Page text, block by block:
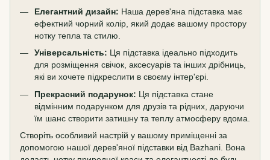
Елегантний дизайн: Наша дерев'яна підставка має
ефектний чорний колір, який додає вашому простору
нотку тепла та стилю.
Універсальність: Ця підставка ідеально підходить
для розміщення свічок, аксесуарів та інших дрібниць,
які ви хочете підкреслити в своєму інтер'єрі.
Прекрасний подарунок: Ця підставка стане
відмінним подарунком для друзів та рідних, даруючи
їм шанс створити затишну та теплу атмосферу вдома.
Створіть особливий настрій у вашому приміщенні за
допомогою нашої дерев'яної підставки від Bazhani. Вона